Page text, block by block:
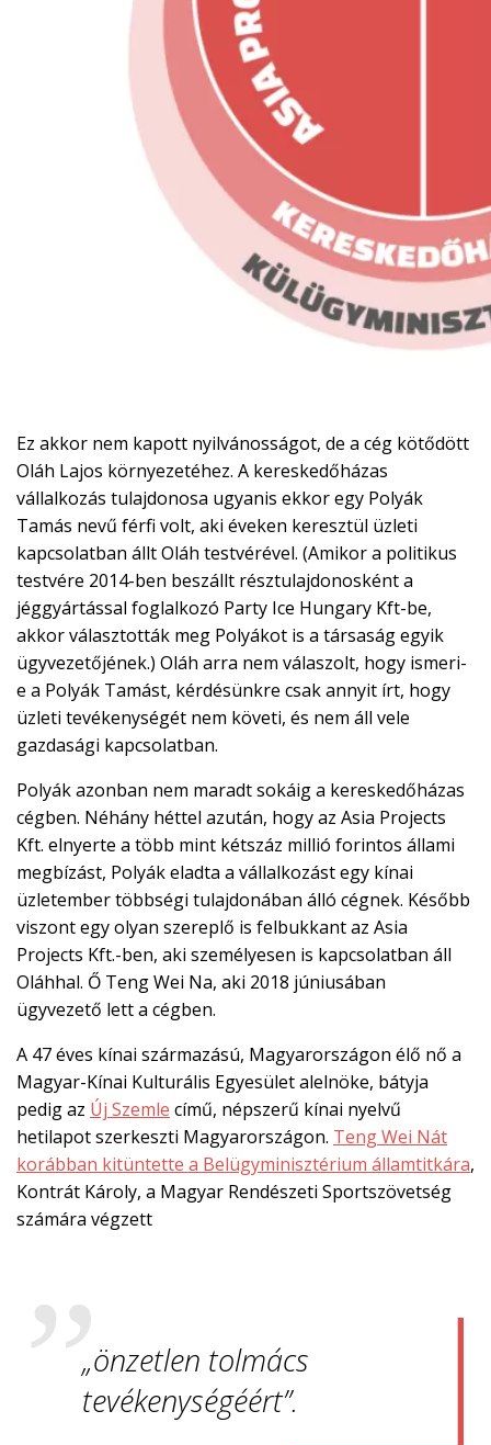
Ez akkor nem kapott nyilvánosságot, de a cég kötődött
Oláh Lajos környezetéhez. A kereskedőházas
vállalkozás tulajdonosa ugyanis ekkor egy Polyák
Tamás nevű férfi volt, aki éveken keresztül üzleti
kapcsolatban állt Oláh testvérével. (Amikor a politikus
testvére 2014-ben beszállt résztulajdonosként a
jéggyártással foglalkozó Party Ice Hungary Kft-be,
akkor választották meg Polyákot is a társaság egyik
ügyvezetőjének.) Oláh arra nem válaszolt, hogy ismeri-
e a Polyák Tamást, kérdésünkre csak annyit írt, hogy
üzleti tevékenységét nem követi, és nem áll vele
gazdasági kapcsolatban.
Polyák azonban nem maradt sokáig a kereskedőházas
cégben. Néhány héttel azután, hogy az Asia Projects
Kft. elnyerte a több mint kétszáz millió forintos állami
megbízást, Polyák eladta a vállalkozást egy kínai
üzletember többségi tulajdonában álló cégnek. Később
viszont egy olyan szereplő is felbukkant az Asia
Projects Kft.-ben, aki személyesen is kapcsolatban áll
Oláhhal. Ő Teng Wei Na, aki 2018 júniusában
ügyvezető lett a cégben.
A 47 éves kínai származású, Magyarországon élő nő a
Magyar-Kínai Kulturális Egyesület alelnöke, bátyja
pedig az Új Szemle című, népszerű kínai nyelvű
hetilapot szerkeszti Magyarországon. Teng Wei Nát
korábban kitüntette a Belügyminisztérium államtitkára,
Kontrát Károly, a Magyar Rendészeti Sportszövetség
számára végzett
„önzetlen tolmács
tevékenységéért”.